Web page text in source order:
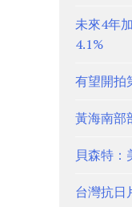
未來4年
4.1%
有望開拍
黃海南部
貝森特
台灣抗日